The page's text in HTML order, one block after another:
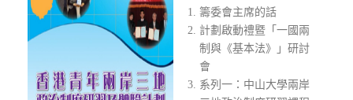
籌委會主席的話
計劃啟動禮暨「一國兩
制與《基本法》」研討
會
系列一：中山大學兩岸